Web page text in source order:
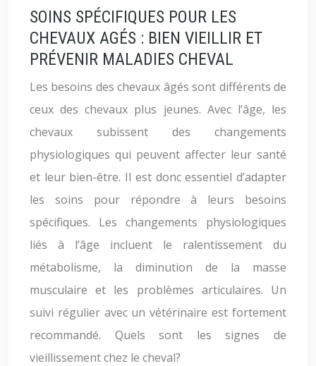
SOINS SPÉCIFIQUES POUR LES
CHEVAUX AGÉS : BIEN VIEILLIR ET
PRÉVENIR MALADIES CHEVAL
Les besoins des chevaux âgés sont différents de
ceux des chevaux plus jeunes. Avec l’âge, les
chevaux subissent des changements
physiologiques qui peuvent affecter leur santé
et leur bien-être. Il est donc essentiel d’adapter
les soins pour répondre à leurs besoins
spécifiques. Les changements physiologiques
liés à l’âge incluent le ralentissement du
métabolisme, la diminution de la masse
musculaire et les problèmes articulaires. Un
suivi régulier avec un vétérinaire est fortement
recommandé. Quels sont les signes de
vieillissement chez le cheval?